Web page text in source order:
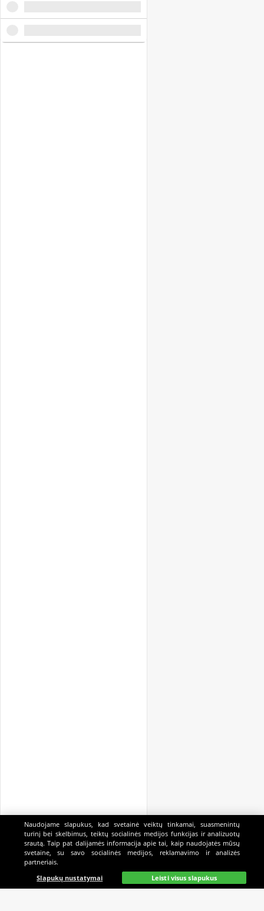
Pagrindinis Gyvai Paieška Mano Kazino
Naudojame slapukus, kad svetainė veiktų tinkamai, suasmenintų
turinį bei skelbimus, teiktų socialinės medijos funkcijas ir analizuotų
srautą. Taip pat dalijamės informacija apie tai, kaip naudojatės mūsų
svetaine, su savo socialinės medijos, reklamavimo ir analizės
partneriais.
Slapukų nustatymai
Leisti visus slapukus